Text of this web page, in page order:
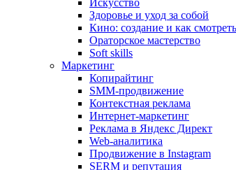
Искусство
Здоровье и уход за собой
Кино: создание и как смотреть
Ораторское мастерство
Soft skills
Маркетинг
Копирайтинг
SMM-продвижение
Контекстная реклама
Интернет-маркетинг
Реклама в Яндекс Директ
Web-аналитика
Продвижение в Instagram
SERM и репутация